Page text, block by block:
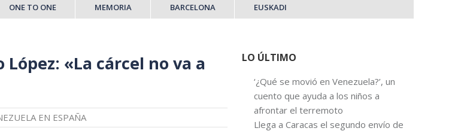
ONE TO ONE MEMORIA BARCELONA EUSKADI
«La cárcel no va a
EN ESPAÑA
LO ÚLTIMO
‘¿Qué se movió en Venezuela?’, un
cuento que ayuda a los niños a
afrontar el terremoto
Llega a Caracas el segundo envío de